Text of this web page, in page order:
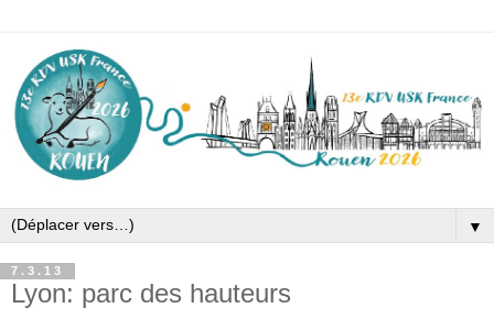
▼
7.3.13
Lyon: parc des hauteurs